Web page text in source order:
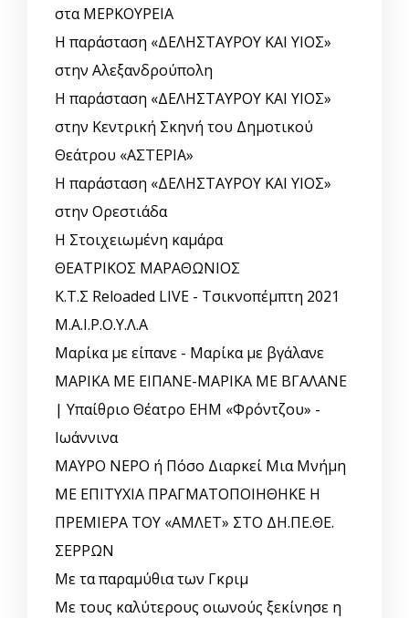
στα ΜΕΡΚΟΥΡΕΙΑ
Η παράσταση «ΔΕΛΗΣΤΑΥΡΟΥ ΚΑΙ ΥΙΟΣ»
στην Αλεξανδρούπολη
Η παράσταση «ΔΕΛΗΣΤΑΥΡΟΥ ΚΑΙ ΥΙΟΣ»
στην Κεντρική Σκηνή του Δημοτικού
Θεάτρου «ΑΣΤΕΡΙΑ»
Η παράσταση «ΔΕΛΗΣΤΑΥΡΟΥ ΚΑΙ ΥΙΟΣ»
στην Ορεστιάδα
Η Στοιχειωμένη καμάρα
ΘΕΑΤΡΙΚΟΣ ΜΑΡΑΘΩΝΙΟΣ
Κ.Τ.Σ Reloaded LIVE - Τσικνοπέμπτη 2021
Μ.Α.Ι.Ρ.Ο.Υ.Λ.Α
Μαρίκα με είπανε - Μαρίκα με βγάλανε
ΜΑΡΙΚΑ ΜΕ ΕΙΠΑΝΕ-ΜΑΡΙΚΑ ΜΕ ΒΓΑΛΑΝΕ
| Υπαίθριο Θέατρο ΕΗΜ «Φρόντζου» -
Ιωάννινα
ΜΑΥΡΟ ΝΕΡΟ ή Πόσο Διαρκεί Μια Μνήμη
ΜΕ ΕΠΙΤΥΧΙΑ ΠΡΑΓΜΑΤΟΠΟΙΗΘΗΚΕ Η
ΠΡΕΜΙΕΡΑ ΤΟΥ «ΑΜΛΕΤ» ΣΤΟ ΔΗ.ΠΕ.ΘΕ.
ΣΕΡΡΩΝ
Με τα παραμύθια των Γκριμ
Με τους καλύτερους οιωνούς ξεκίνησε η